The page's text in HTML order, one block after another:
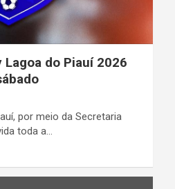
do Piauí 2026
por meio da Secretaria
toda a…